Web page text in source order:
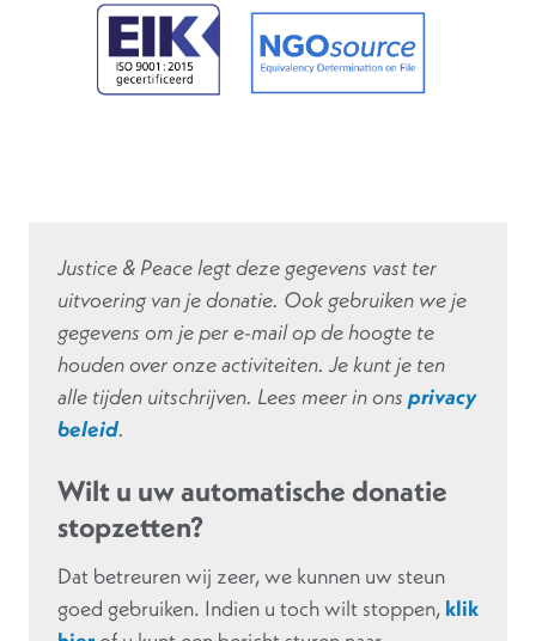
Justice & Peace legt deze gegevens vast ter
uitvoering van je donatie. Ook gebruiken we je
gegevens om je per e-mail op de hoogte te
houden over onze activiteiten. Je kunt je ten
alle tijden uitschrijven. Lees meer in ons privacy
beleid.
Wilt u uw automatische donatie
stopzetten?
Dat betreuren wij zeer, we kunnen uw steun
goed gebruiken. Indien u toch wilt stoppen, klik